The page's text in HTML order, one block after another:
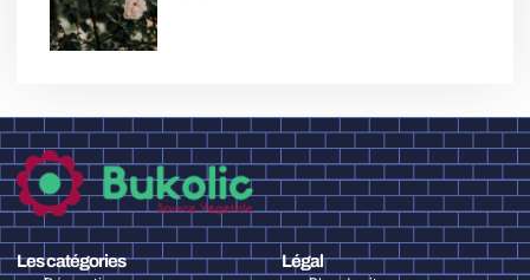
Les catégories Légal